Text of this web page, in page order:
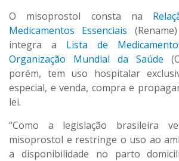
O misoprostol consta na
Medicamentos Essenciais
integra a Lista de
Organização Mundial da Saúde
porém, tem uso hospitalar
especial, e venda, compra e
lei.
“Como a legislação brasileira
misoprostol e restringe o uso ao
a disponibilidade no parto